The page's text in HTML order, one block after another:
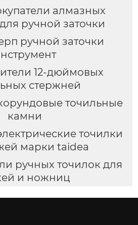
алмазных
ручной заточки
ручной заточки
12-дюймовых
стержней
точильные
камни
точилки
марки taidea
ручных точилок для
и ножниц